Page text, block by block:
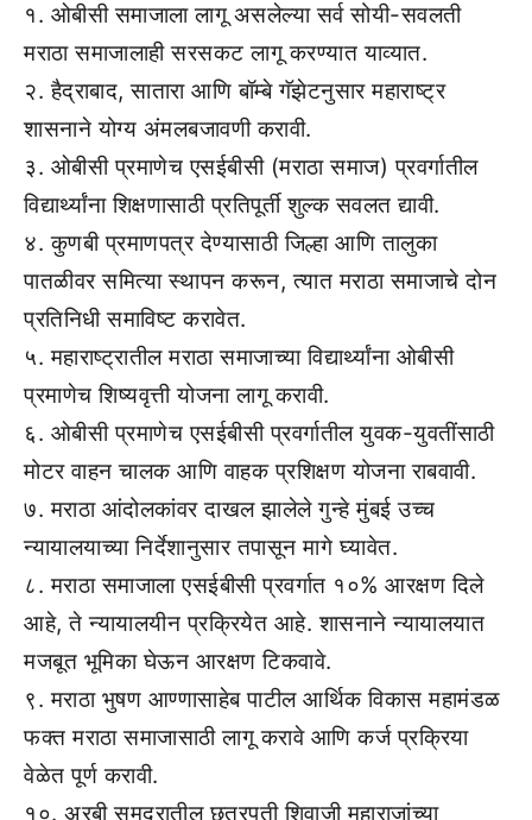
१. ओबीसी समाजाला लागू असलेल्या सर्व सोयी-सवलती
मराठा समाजालाही सरसकट लागू करण्यात याव्यात.
२. हैद्राबाद, सातारा आणि बॉम्बे गॅझेटनुसार महाराष्ट्र
शासनाने योग्य अंमलबजावणी करावी.
३. ओबीसी प्रमाणेच एसईबीसी (मराठा समाज) प्रवर्गातील
विद्यार्थ्यांना शिक्षणासाठी प्रतिपूर्ती शुल्क सवलत द्यावी.
४. कुणबी प्रमाणपत्र देण्यासाठी जिल्हा आणि तालुका
पातळीवर समित्या स्थापन करून, त्यात मराठा समाजाचे दोन
प्रतिनिधी समाविष्ट करावेत.
५. महाराष्ट्रातील मराठा समाजाच्या विद्यार्थ्यांना ओबीसी
प्रमाणेच शिष्यवृत्ती योजना लागू करावी.
६. ओबीसी प्रमाणेच एसईबीसी प्रवर्गातील युवक-युवतींसाठी
मोटर वाहन चालक आणि वाहक प्रशिक्षण योजना राबवावी.
७. मराठा आंदोलकांवर दाखल झालेले गुन्हे मुंबई उच्च
न्यायालयाच्या निर्देशानुसार तपासून मागे घ्यावेत.
८. मराठा समाजाला एसईबीसी प्रवर्गात १०% आरक्षण दिले
आहे, ते न्यायालयीन प्रक्रियेत आहे. शासनाने न्यायालयात
मजबूत भूमिका घेऊन आरक्षण टिकवावे.
९. मराठा भुषण आण्णासाहेब पाटील आर्थिक विकास महामंडळ
फक्त मराठा समाजासाठी लागू करावे आणि कर्ज प्रक्रिया
वेळेत पूर्ण करावी.
१०. अरबी समुद्रातील छत्रपती शिवाजी महाराजांच्या